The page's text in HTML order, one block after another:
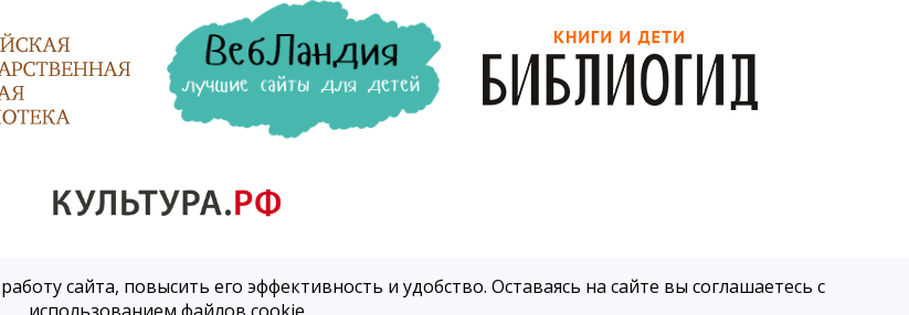
сайта, повысить его эффективность и удобство. Оставаясь на сайте вы соглашаетесь с